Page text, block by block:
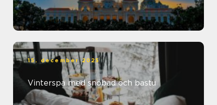
15. december 2025
Vinterspa med snöbad och bastu